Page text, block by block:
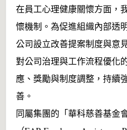
在員工心理健康關懷方面，
懷機制。為促進組織內部透
公司設立改善提案制度與意
對公司治理與工作流程優化
應、獎勵與制度調整，持續
善。
同屬集團的「華科慈善基金